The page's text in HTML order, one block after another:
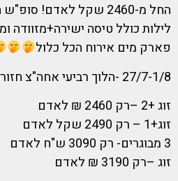
פארק מים אירוח הכל כלול
27/7-1/8 -הלוך רביעי אחה"צ חזור ראשון לילה
זוג +2 –רק 2460 ₪ לאדם
זוג+1 – רק 2490 שקל לאדם
3 מבוגרים- רק 3090 ש"ח לאדם
זוג –רק 3190 ₪ לאדם